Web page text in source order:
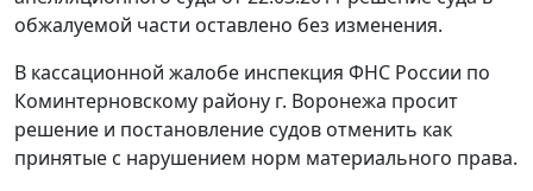
обжалуемой части оставлено без изменения.
В кассационной жалобе инспекция ФНС России по
Коминтерновскому району г. Воронежа просит
решение и постановление судов отменить как
принятые с нарушением норм материального права.